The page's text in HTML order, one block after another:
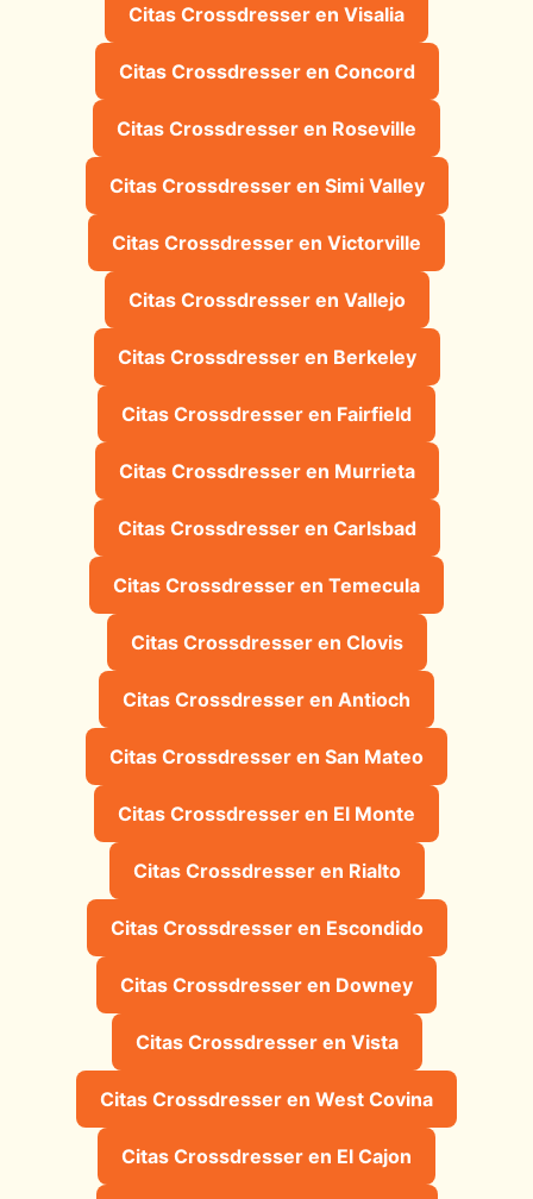
Citas Crossdresser en Visalia
Citas Crossdresser en Concord
Citas Crossdresser en Roseville
Citas Crossdresser en Simi Valley
Citas Crossdresser en Victorville
Citas Crossdresser en Vallejo
Citas Crossdresser en Berkeley
Citas Crossdresser en Fairfield
Citas Crossdresser en Murrieta
Citas Crossdresser en Carlsbad
Citas Crossdresser en Temecula
Citas Crossdresser en Clovis
Citas Crossdresser en Antioch
Citas Crossdresser en San Mateo
Citas Crossdresser en El Monte
Citas Crossdresser en Rialto
Citas Crossdresser en Escondido
Citas Crossdresser en Downey
Citas Crossdresser en Vista
Citas Crossdresser en West Covina
Citas Crossdresser en El Cajon